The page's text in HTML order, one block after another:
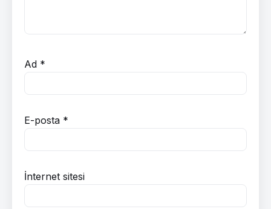
Ad *
E-posta *
İnternet sitesi